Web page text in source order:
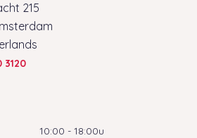
215
3120
10:00 - 18:00u